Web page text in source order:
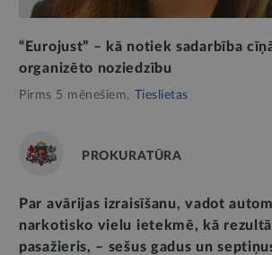
“Eurojust” – kā notiek sadarbība
organizēto noziedzību
Pirms 5 mēnešiem, Tieslietas
PROKURATŪRA
Par avārijas izraisīšanu, vadot
narkotisko vielu ietekmē, kā
pasažieris, – sešus gadus un